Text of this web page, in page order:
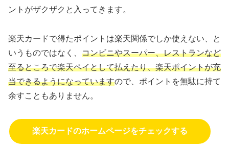
ントがザクザクと入ってきます。
楽天カードで得たポイントは楽天関係でしか使えない、と
いうものではなく、 コンビニやスーパー、レストランなど
至るところで楽天ペイとして払えたり、楽天ポイントが充
当できるようになっていますので、ポイントを無駄に持て
余すこともありません。
楽天カードのホームページをチェックする